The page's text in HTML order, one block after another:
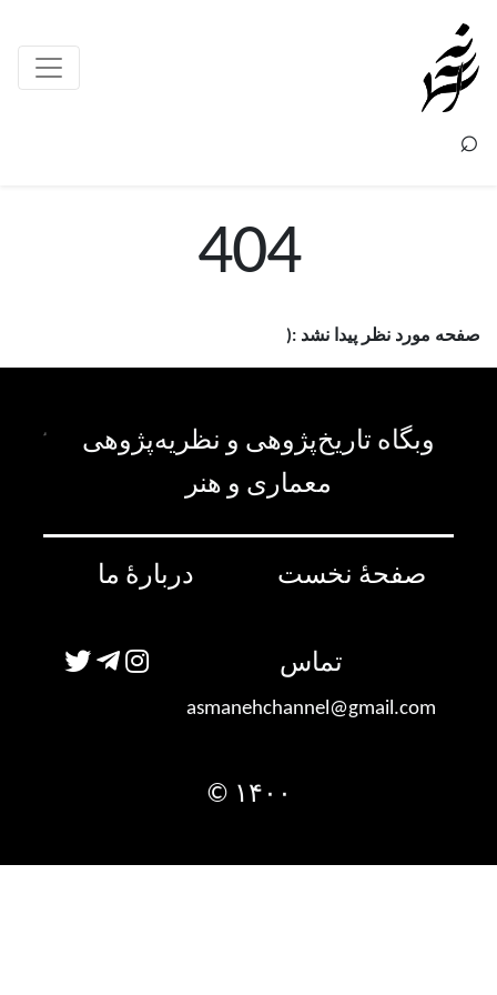
×
⌕
404
صفحه مورد نظر پیدا نشد :(
وبگاه تاریخ‌پژوهی و نظریه‌پژوهی
معماری و هنر
صفحۀ نخست دربارۀ ما
تماس
asmanehchannel@gmail.com
۱۴۰۰ ©